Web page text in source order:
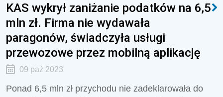
KAS wykrył zaniżanie podatków na 6,5
mln zł. Firma nie wydawała
paragonów, świadczyła usługi
przewozowe przez mobilną aplikację
09 paź 2023
Ponad 6,5 mln zł przychodu nie zadeklarowała do